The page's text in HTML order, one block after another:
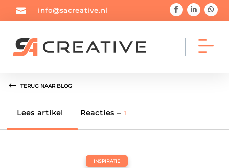
 info@sacreative.nl
 
TERUG NAAR BLOG
Lees artikel Reacties – 1
INSPIRATIE